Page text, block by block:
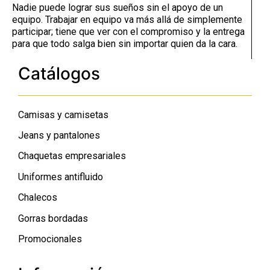
Nadie puede lograr sus sueños sin el apoyo de un
equipo. Trabajar en equipo va más allá de simplemente
participar; tiene que ver con el compromiso y la entrega
para que todo salga bien sin importar quien da la cara.
Catálogos
Camisas y camisetas
Jeans y pantalones
Chaquetas empresariales
Uniformes antifluido
Chalecos
Gorras bordadas
Promocionales